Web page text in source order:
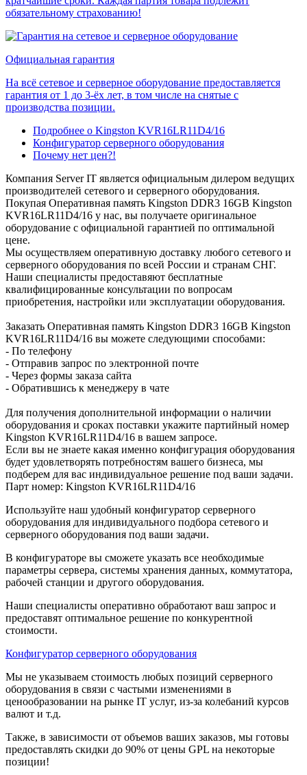
обязательному страхованию!
Официальная гарантия
На всё сетевое и серверное оборудование предоставляется
гарантия от 1 до 3-ёх лет, в том числе на снятые с
производства позиции.
Подробнее о Kingston KVR16LR11D4/16
Конфигуратор серверного оборудования
Почему нет цен?!
Компания Server IT является официальным дилером ведущих
производителей сетевого и серверного оборудования.
Покупая Оперативная память Kingston DDR3 16GB Kingston
KVR16LR11D4/16 у нас, вы получаете оригинальное
оборудование с официальной гарантией по оптимальной
цене.
Мы осуществляем оперативную доставку любого сетевого и
серверного оборудования по всей России и странам СНГ.
Наши специалисты предоставяют бесплатные
квалифицированные консультации по вопросам
приобретения, настройки или эксплуатации оборудования.
Заказать Оперативная память Kingston DDR3 16GB Kingston
KVR16LR11D4/16 вы можете следующими способами:
- По телефону
- Отправив запрос по электронной почте
- Через формы заказа сайта
- Обратившись к менеджеру в чате
Для получения дополнительной информации о наличии
оборудования и сроках поставки укажите партийный номер
Kingston KVR16LR11D4/16 в вашем запросе.
Если вы не знаете какая именно конфигурация оборудования
будет удовлетворять потребностям вашего бизнеса, мы
подберем для вас индивидуальное решение под ваши задачи.
Парт номер: Kingston KVR16LR11D4/16
Используйте наш удобный конфигуратор серверного
оборудования для индивидуального подбора сетевого и
серверного оборудования под ваши задачи.
В конфигураторе вы сможете указать все необходимые
параметры сервера, системы хранения данных, коммутатора,
рабочей станции и другого оборудования.
Наши специалисты оперативно обработают ваш запрос и
предоставят оптимальное решение по конкурентной
стоимости.
Конфигуратор серверного оборудования
Мы не указываем стоимость любых позиций серверного
оборудования в связи с частыми изменениями в
ценообразовании на рынке IT услуг, из-за колебаний курсов
валют и т.д.
Также, в зависимости от объемов ваших заказов, мы готовы
предоставлять скидки до 90% от цены GPL на некоторые
позиции!